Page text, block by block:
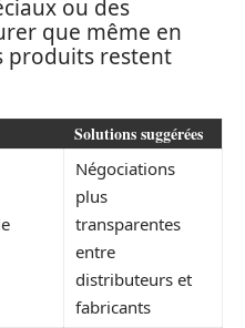
ou des
que même en
produits restent
Solutions suggérées
Négociations
plus
transparentes
entre
distributeurs et
fabricants